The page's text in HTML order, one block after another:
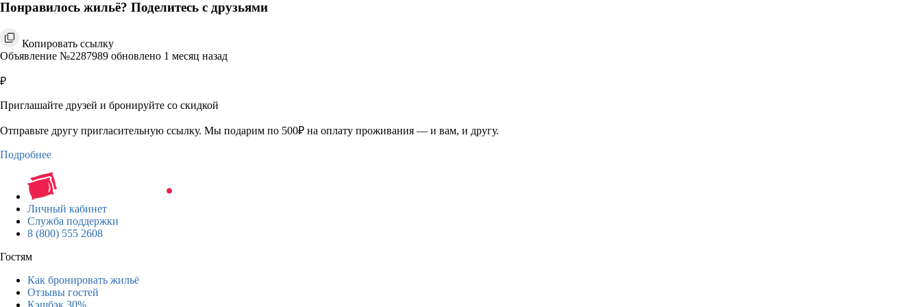
Понравилось жильё? Поделитесь с друзьями
Копировать ссылку
Объявление №2287989 обновлено 1 месяц назад
₽
Приглашайте друзей и бронируйте со скидкой
Отправьте другу пригласительную ссылку. Мы подарим по 500₽ на оплату проживания — и вам, и другу.
Подробнее
Личный кабинет
Служба поддержки
8 (800) 555 2608
Гостям
Как бронировать жильё
Отзывы гостей
Кэшбэк 30%